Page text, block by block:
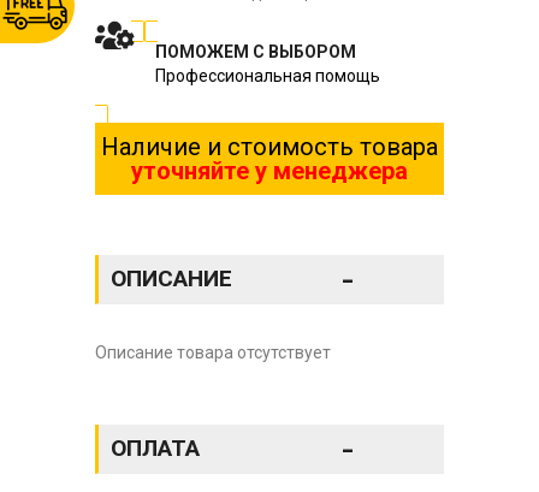
ПОМОЖЕМ С ВЫБОРОМ
Профессиональная помощь
Наличие и стоимость товара
уточняйте у менеджера
ОПИСАНИЕ -
Описание товара отсутствует
ОПЛАТА -